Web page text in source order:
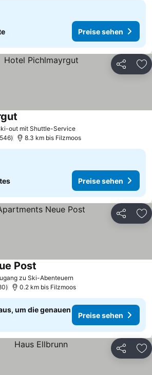
Preise sehen
Teilen
out mit Shuttle-ServicePreise sehen
8.3 km bis Filzmoos
Preise sehen
Teilen
zu Ski-Abenteuern
Post
0.2 km bis Filzmoos
um die genauen
Preise sehen
Teilen